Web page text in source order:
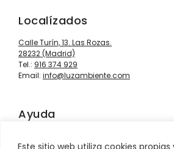
Este sitio web utiliza cookies
Localízados
Calle Turín, 13. Las Rozas.
28232 (Madrid)
Tel.: 916 374 929
Email: info@luzambiente.com
Ayuda